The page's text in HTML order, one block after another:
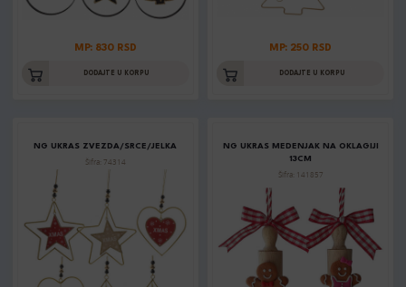
MP: 830 RSD
DODAJTE U KORPU
MP: 250 RSD
DODAJTE U KORPU
NG UKRAS ZVEZDA/SRCE/JELKA
Šifra: 74314
NG UKRAS MEDENJAK NA OKLAGIJI
13CM
Šifra: 141857